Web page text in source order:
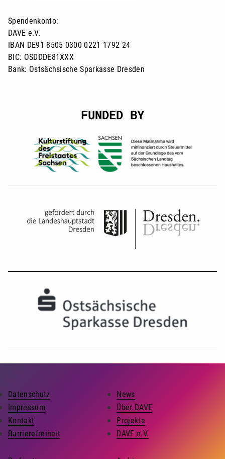
Spendenkonto:
DAVE e.V.
IBAN DE91 8505 0300 0221 1792 24
BIC: OSDDDE81XXX
Bank: Ostsächsische Sparkasse Dresden
FUNDED BY
Datenschutz
Impressum
Kontakt
Barrierefreiheit
News
Über DAVE
Projekte
DAVE e.V.